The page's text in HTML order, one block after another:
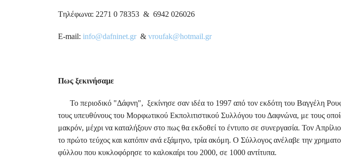
Tηλέφωνα: 2271 0 78353 & 6942 026026
E-mail: info@dafninet.gr& vroufak@hotmail.gr
Πως ξεκινήσαμε
Το περιοδικό "Δάφνη", ξεκίνησε σαν ιδέα το 1997 από τον εκδότη του Βαγγέλη
τους υπευθύνους του Μορφωτικού Εκπολιτιστικού Συλλόγου του Δαφνώνα, με τους
μακρόν, μέχρι να καταλήξουν στο πως θα εκδοθεί το έντυπο σε συνεργασία. Τον
το πρώτο τεύχος και κατόπιν ανά εξάμηνο, τρία ακόμη. Ο Σύλλογος ανέλαβε την
φύλλου που κυκλοφόρησε το καλοκαίρι του 2000, σε 1000 αντίτυπα.